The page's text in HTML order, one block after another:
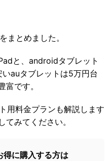
をまとめました。
と、androidタブレット
auタブレットは5万円台
です。
用料金プランも解説します
みてください。
得に購入する方は